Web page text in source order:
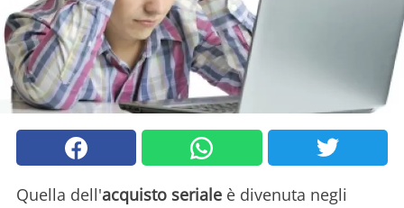
Quella dell'acquisto seriale è divenuta negli